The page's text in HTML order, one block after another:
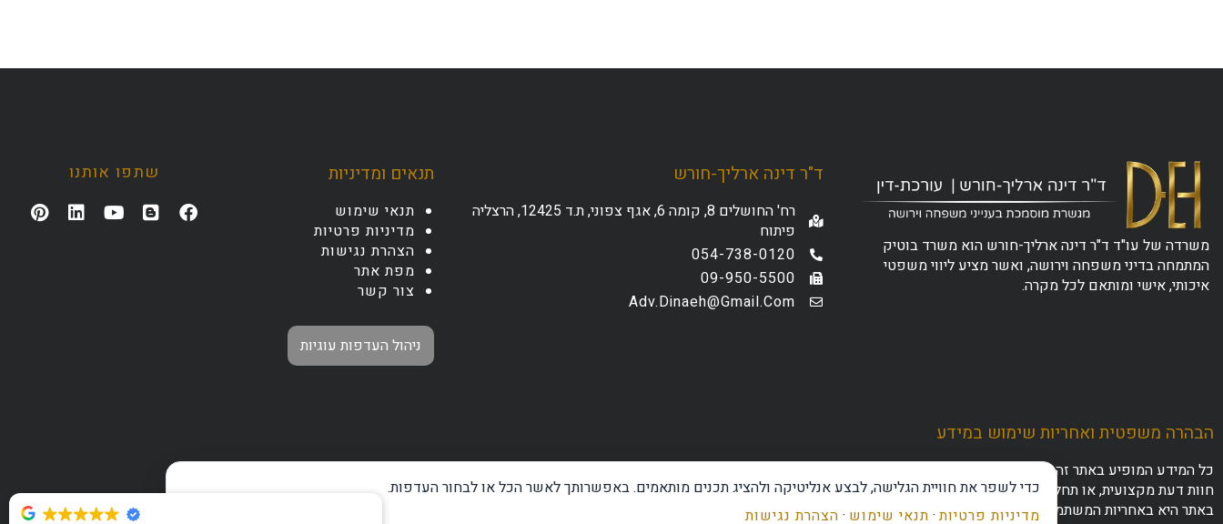
משרדה של עו"ד ד"ר דינה ארליך-חורש הוא משרד בוטיק
המתמחה בדיני משפחה וירושה, ואשר מציע ליווי משפטי
איכותי, אישי ומותאם לכל מקרה.
ד"ר דינה ארליך-חורש
רח' החושלים 8, קומה 6, אגף צפוני, ת.ד 12425, הרצליה
פיתוח
054-738-0120
09-950-5500
Adv.dinaeh@gmail.com
תנאים ומדיניות
תנאי שימוש
מדיניות פרטיות
הצהרת נגישות
מפת אתר
צור קשר
ניהול העדפות עוגיות
שתפו אותנו
הבהרה משפטית ואחריות שימוש במידע
כל המידע המופיע באתר זה נועד לצרכי ידע כללי והעשרה בלבד. אין לראות בתוכן האתר ייעוץ משפטי,
חוות דעת מקצועית, או תחליף לפנייה לייעוץ משפטי פרטני ומותאם אישית. כל הסתמכות על האמור
באתר היא באחריות המשתמש בלבד, ומומלץ להתייעץ עם גורם מקצועי מוסמך בטרם קבלת החלטות
כדי לשפר את חוויית הגלישה, לבצע אנליטיקה ולהציג תכנים מותאמים. באפשרותך לאשר הכל או לבחור העדפות.
מדיניות פרטיות· תנאי שימוש · הצהרת נגישות